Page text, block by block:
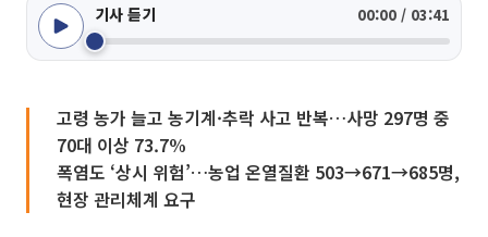
기사 듣기 00:00 / 03:41
고령 농가 늘고 농기계·추락 사고 반복…사망 297명 중
70대 이상 73.7%
폭염도 ‘상시 위험’…농업 온열질환 503→671→685명,
현장 관리체계 요구